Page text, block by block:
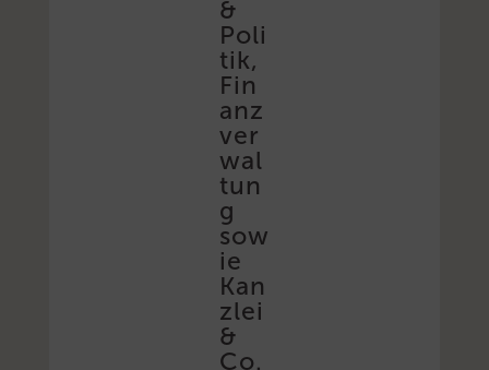
&
Poli
tik,
Fin
anz
ver
wal
tun
g
sow
ie
Kan
zlei
&
Co.